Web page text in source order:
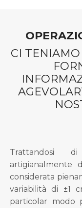
CI
Trattandosi
artigianalmente
considerata
variabilità di ±1
particolar modo